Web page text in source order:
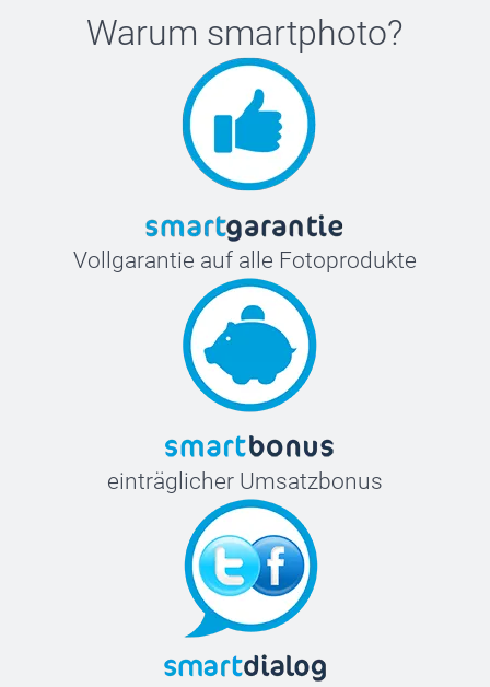
Warum smartphoto?
Vollgarantie auf alle Fotoprodukte
einträglicher Umsatzbonus